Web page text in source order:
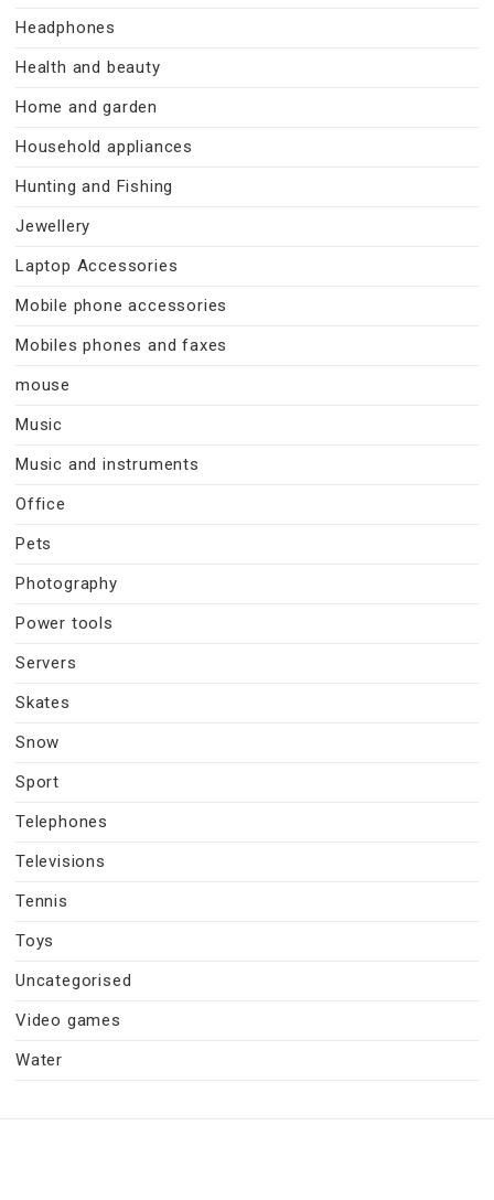
Headphones
Health and beauty
Home and garden
Household appliances
Hunting and Fishing
Jewellery
Laptop Accessories
Mobile phone accessories
Mobiles phones and faxes
mouse
Music
Music and instruments
Office
Pets
Photography
Power tools
Servers
Skates
Snow
Sport
Telephones
Televisions
Tennis
Toys
Uncategorised
Video games
Water